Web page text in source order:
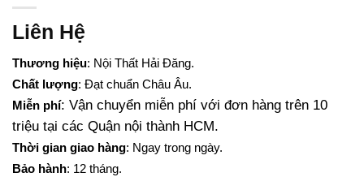
Liên Hệ
Thương hiệu: Nội Thất Hải Đăng.
Chất lượng: Đạt chuẩn Châu Âu.
Miễn phí: Vận chuyển miễn phí với đơn hàng trên 10
triệu tại các Quận nội thành HCM.
Thời gian giao hàng: Ngay trong ngày.
Bảo hành: 12 tháng.